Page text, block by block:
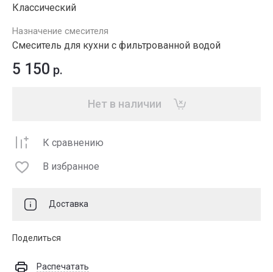
Классический
Назначение смесителя
Смеситель для кухни с фильтрованной водой
5 150 р.
Нет в наличии
К сравнению
В избранное
Доставка
Поделиться
Распечатать